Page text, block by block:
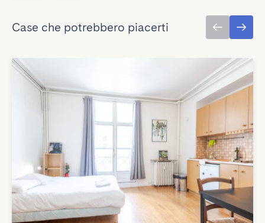
Case che potrebbero piacerti